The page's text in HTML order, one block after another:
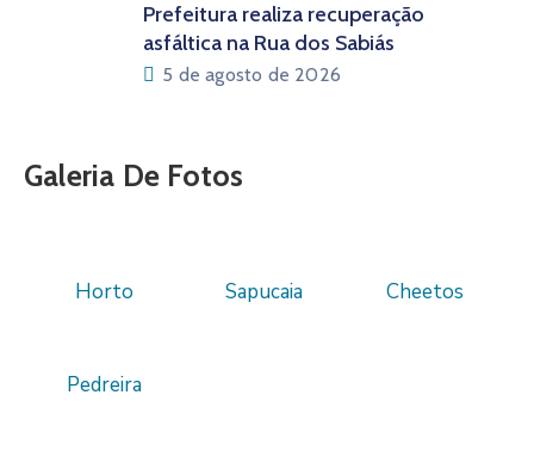
Prefeitura realiza recuperação
asfáltica na Rua dos Sabiás
5 de agosto de 2026
Galeria De Fotos
Horto Sapucaia Cheetos
Pedreira